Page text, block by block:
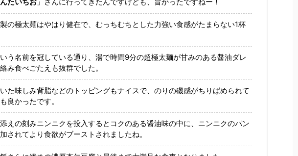
の極太麺はやはり健在で、むっちむちとした力強い食感がたまらない1杯
う名前を冠している通り、湯で時間9分の超極太麺が甘みのある醤油ダレ
み食べごたえも抜群でした。
た味しみ背脂などのトッピングもナイスで、のりの磯感がちりばめられて
良かったです。
えの刻みニンニクを投入するとコクのある醤油味の中に、ニンニクのパン
されてより食欲がブーストされましたね。